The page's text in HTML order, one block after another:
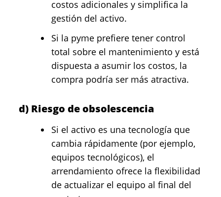
costos adicionales y simplifica la
gestión del activo.
Si la pyme prefiere tener control
total sobre el mantenimiento y está
dispuesta a asumir los costos, la
compra podría ser más atractiva.
d) Riesgo de obsolescencia
Si el activo es una tecnología que
cambia rápidamente (por ejemplo,
equipos tecnológicos), el
arrendamiento ofrece la flexibilidad
de actualizar el equipo al final del